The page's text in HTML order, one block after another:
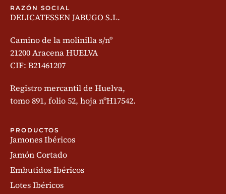
RAZÓN SOCIAL
DELICATESSEN JABUGO S.L.
Camino de la molinilla s/nº
21200 Aracena HUELVA
CIF: B21461207
Registro mercantil de Huelva,
tomo 891, folio 52, hoja nºH17542.
PRODUCTOS
Jamones Ibéricos
Jamón Cortado
Embutidos Ibéricos
Lotes Ibéricos